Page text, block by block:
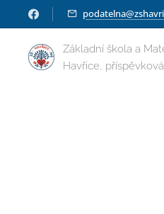
Základní škola a
Havřice,